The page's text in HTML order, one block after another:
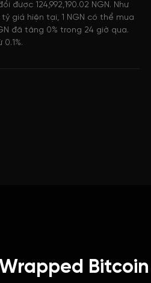
được 124,992,190.02 NGN. Như
tỷ giá hiện tại, 1 NGN có thể mua
đã tăng 0% trong 24 giờ qua.
Bitcoin